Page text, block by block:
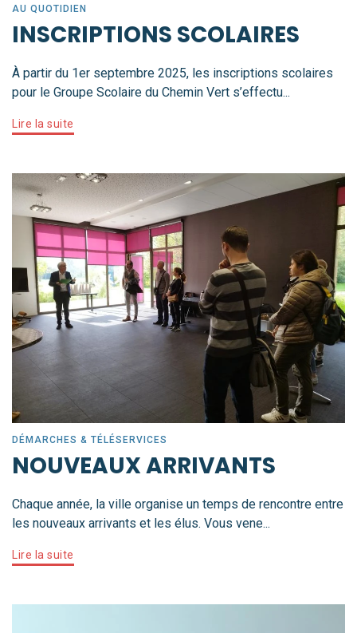
AU QUOTIDIEN
INSCRIPTIONS SCOLAIRES
À partir du 1er septembre 2025, les inscriptions scolaires
pour le Groupe Scolaire du Chemin Vert s’effectu...
Lire la suite
DÉMARCHES & TÉLÉSERVICES
NOUVEAUX ARRIVANTS
Chaque année, la ville organise un temps de rencontre entre
les nouveaux arrivants et les élus. Vous vene...
Lire la suite